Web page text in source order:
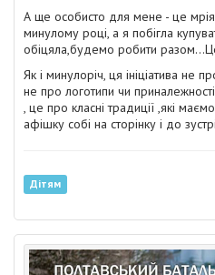
А ще особисто для мене - це мрія
минулому році, а я побігла
обіцяла,будемо робити
Як і минулоріч, ця ініціатива не
не про логотипи чи
, це про класні традиції ,які
афішку собі на сторінку і до
Дітям